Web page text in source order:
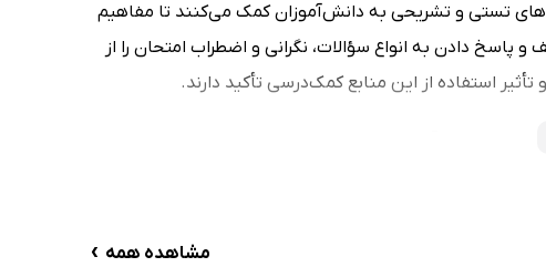
تستی و تشریحی به دانش‌آموزان کمک می‌کنند تا مفاهیم
دادن به انواع سؤالات، نگرانی و اضطراب امتحان را از
استفاده از این منابع کمک‌درسی تأکید دارند.
بهتر دانش‌آموزان به کتب موردنیازشان، بهترین کتاب‌های
مشاهده همه ›